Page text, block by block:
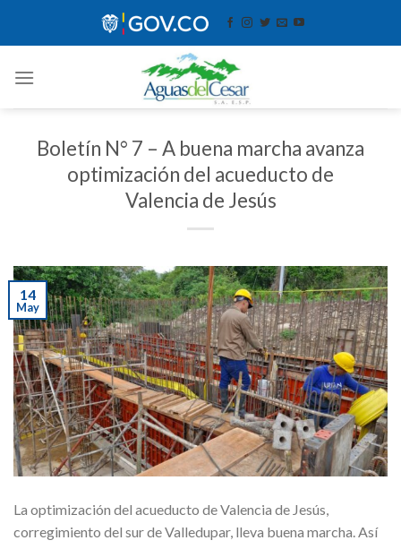
Boletín N° 7 – A buena marcha avanza
optimización del acueducto de
Valencia de Jesús
14
May
La optimización del acueducto de Valencia de Jesús,
corregimiento del sur de Valledupar, lleva buena marcha. Así